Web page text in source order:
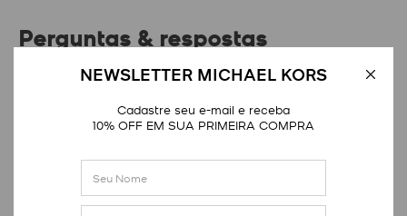
NEWSLETTER MICHAEL KORS
Cadastre seu e-mail e receba
10% OFF EM SUA PRIMEIRA COMPRA
Perguntas & respostas
4 perguntas FAZER PERGUNTA
A corrente é removível?